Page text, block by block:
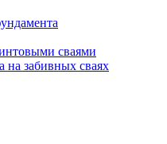
сваями
на забивных сваях